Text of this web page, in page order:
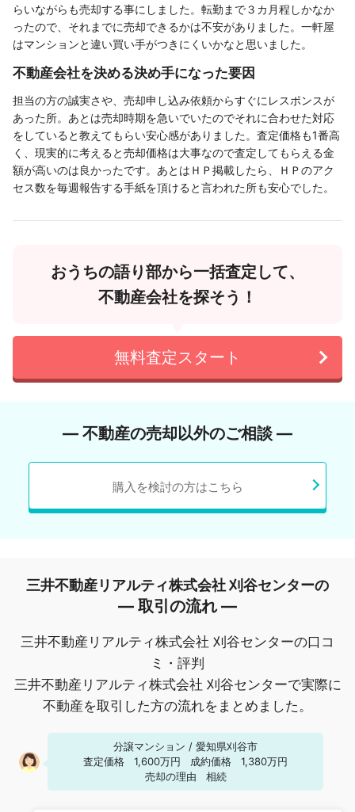
らいながらも売却する事にしました。転勤まで３カ月程しかなか
ったので、それまでに売却できるかは不安がありました。一軒屋
はマンションと違い買い手がつきにくいかなと思いました。
不動産会社を決める決め手になった要因
担当の方の誠実さや、売却申し込み依頼からすぐにレスポンスが
あった所。あとは売却時期を急いでいたのでそれに合わせた対応
をしていると教えてもらい安心感がありました。査定価格も1番高
く、現実的に考えると売却価格は大事なので査定してもらえる金
額が高いのは良かったです。あとはＨＰ掲載したら、ＨＰのアク
セス数を毎週報告する手紙を頂けると言われた所も安心でした。
おうちの語り部から一括査定して、
不動産会社を探そう！
無料査定スタート
― 不動産の売却以外のご相談 ―
購入を検討の方はこちら
三井不動産リアルティ株式会社 刈谷センターの
― 取引の流れ ―
三井不動産リアルティ株式会社 刈谷センターの口コ
ミ・評判
三井不動産リアルティ株式会社 刈谷センターで実際に
不動産を取引した方の流れをまとめました。
分譲マンション / 愛知県刈谷市
査定価格
1,600万円 成約価格
1,380万円
売却の理由
相続